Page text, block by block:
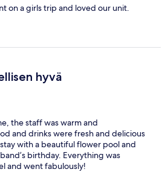
on a girls trip and loved our unit.
hyvä
the staff was warm and
and drinks were fresh and delicious
with a beautiful flower pool and
birthday. Everything was
and went fabulously!